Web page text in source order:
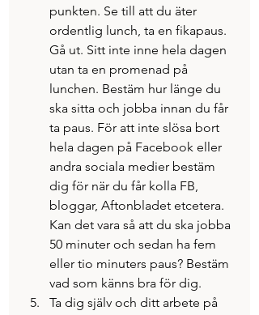
punkten. Se till att du äter
ordentlig lunch, ta en fikapaus.
Gå ut. Sitt inte inne hela dagen
utan ta en promenad på
lunchen. Bestäm hur länge du
ska sitta och jobba innan du får
ta paus. För att inte slösa bort
hela dagen på Facebook eller
andra sociala medier bestäm
dig för när du får kolla FB,
bloggar, Aftonbladet etcetera.
Kan det vara så att du ska jobba
50 minuter och sedan ha fem
eller tio minuters paus? Bestäm
vad som känns bra för dig.
Ta dig själv och ditt arbete på